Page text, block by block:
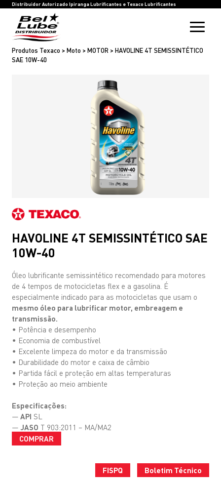
Distribuidor Autorizado Ipiranga Lubrificantes e Texaco Lubrificantes
HOME
BEL LUBE
BLOG
RASTREIE SUA COMPRA
INOVAÇÃO
SAC
IPIRANGA LUBRIFICANTES
TEXACO LUBRIFICANTES
Produtos Texaco > Moto > MOTOR > HAVOLINE 4T SEMISSINTÉTICO
SAE 10W-40
HAVOLINE 4T SEMISSINTÉTICO SAE
10W-40
Óleo lubrificante semissintético recomendado para motores
de 4 tempos de motocicletas flex e a gasolina. É
especialmente indicado para as motocicletas que usam o
mesmo óleo para lubrificar motor, embreagem e
transmissão.
• Potência e desempenho
• Economia de combustível
• Excelente limpeza do motor e da transmissão
• Durabilidade do motor e caixa de câmbio
• Partida fácil e proteção em altas temperaturas
• Proteção ao meio ambiente
Especificações:
— API SL
— JASO T 903:2011 – MA/MA2
COMPRAR
FISPQ Boletim Técnico